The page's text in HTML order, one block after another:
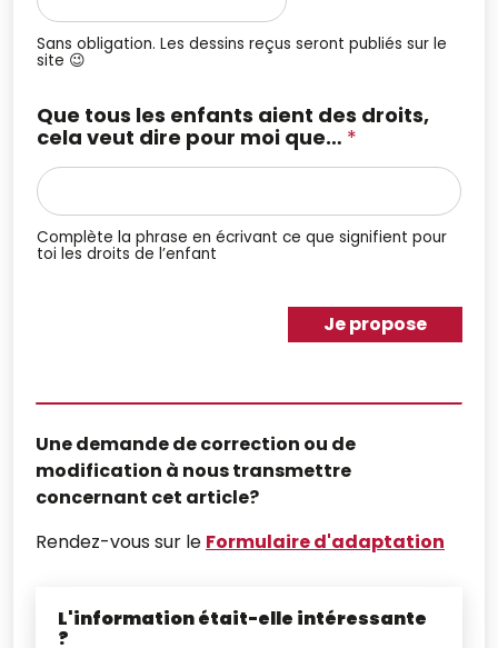
Sans obligation. Les dessins reçus seront publiés sur le
site 😉
Que tous les enfants aient des droits,
cela veut dire pour moi que… *
Complète la phrase en écrivant ce que signifient pour
toi les droits de l’enfant
Je propose
Une demande de correction ou de
modification à nous transmettre
concernant cet article?
Rendez-vous sur le Formulaire d'adaptation
L'information était-elle intéressante
?